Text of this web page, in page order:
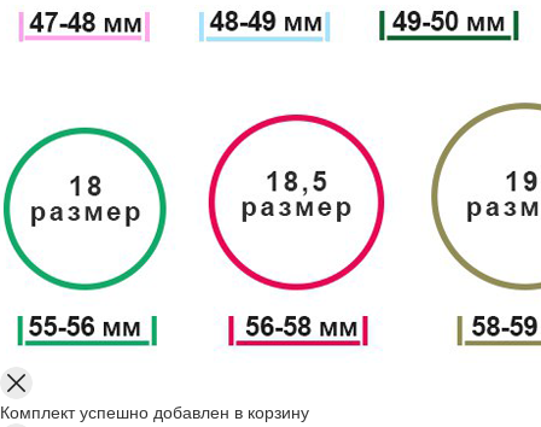
Комплект успешно добавлен в корзину